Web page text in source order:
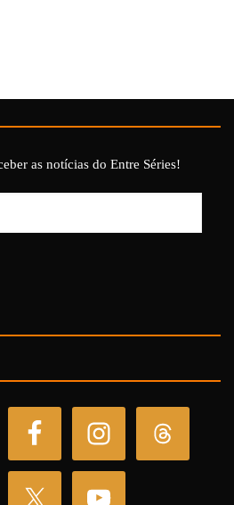
as notícias do Entre Séries!